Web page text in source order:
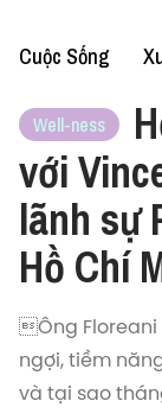
Cuộc Sống
Well-ness
với
lãnh sự
Hồ Chí
Ông
ngợi, tiềm
và tại sao